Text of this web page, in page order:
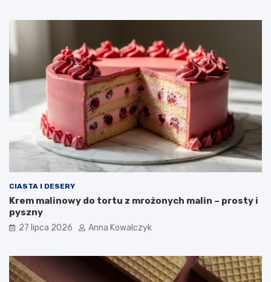
CIASTA I DESERY
Krem malinowy do tortu z mrożonych malin – prosty i
pyszny
27 lipca 2026 Anna Kowalczyk